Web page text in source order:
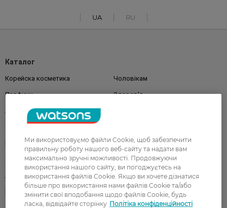
UA RU
Каталог
Корейска косметика Чоловікам
Парфуми Здоров'я
Акції
Подарунки Діти
Волосся
Аксесуари Дерматокосметика
Бренди
Ми використовуємо файли Cookie, щоб забезпечити
правильну роботу нашого веб-сайту та надати вам
максимально зручні можливості. Продовжуючи
використання нашого сайту, ви погоджуєтесь на
використання файлів Cookie. Якщо ви хочете дізнатися
більше про використання нами файлів Cookie та/або
змінити свої вподобання щодо файлів Cookie, будь
ласка, відвідайте сторінку Політіка конфіденційності